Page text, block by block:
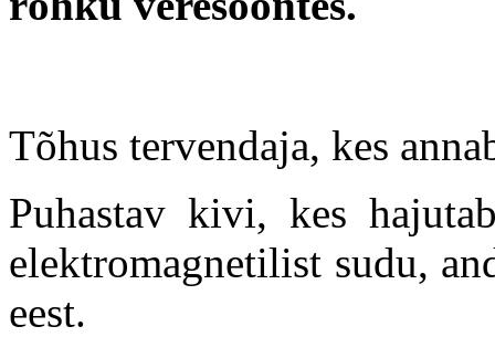
Tõhus tervendaja, kes
Puhastav kivi, kes
elektromagnetilist sudu,
eest.